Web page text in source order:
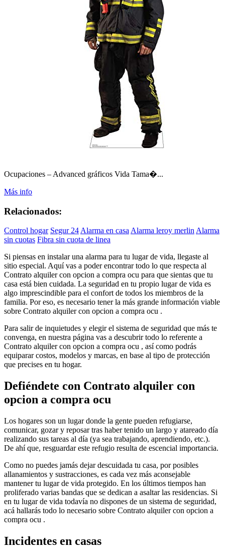
Ocupaciones – Advanced gráficos Vida Tama�...
Más info
Relacionados:
Control hogar Segur 24 Alarma en casa Alarma leroy merlin Alarma
sin cuotas Fibra sin cuota de linea
Si piensas en instalar una alarma para tu lugar de vida, llegaste al
sitio especial. Aquí vas a poder encontrar todo lo que respecta al
Contrato alquiler con opcion a compra ocu para que sientas que tu
casa está bien cuidada. La seguridad en tu propio lugar de vida es
algo imprescindible para el confort de todos los miembros de la
familia. Por eso, es necesario tener la más grande información viable
sobre Contrato alquiler con opcion a compra ocu .
Para salir de inquietudes y elegir el sistema de seguridad que más te
convenga, en nuestra página vas a descubrir todo lo referente a
Contrato alquiler con opcion a compra ocu , así como podrás
equiparar costos, modelos y marcas, en base al tipo de protección
que precises en tu hogar.
Defiéndete con Contrato alquiler con
opcion a compra ocu
Los hogares son un lugar donde la gente pueden refugiarse,
comunicar, gozar y reposar tras haber tenido un largo y atareado día
realizando sus tareas al día (ya sea trabajando, aprendiendo, etc.).
De ahí que, resguardar este refugio resulta de escencial importancia.
Como no puedes jamás dejar descuidada tu casa, por posibles
allanamientos y sustracciones, es cada vez más aconsejable
mantener tu lugar de vida protegido. En los últimos tiempos han
proliferado varias bandas que se dedican a asaltar las residencias. Si
en tu lugar de vida todavía no dispones de un sistema de seguridad,
acá hallarás todo lo necesario sobre Contrato alquiler con opcion a
compra ocu .
Incidentes en casas